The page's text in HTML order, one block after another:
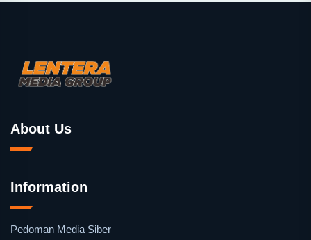
About Us
Information
Pedoman Media Siber